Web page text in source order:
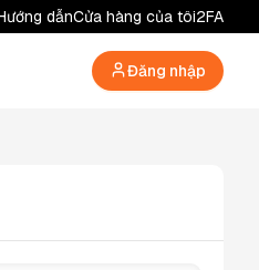
dẫnCửa hàng của tôi2FA
Đăng nhập